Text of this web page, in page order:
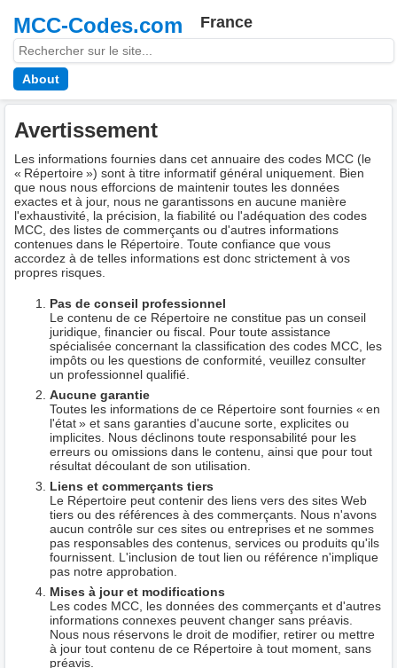
MCC-Codes.com France
About
Avertissement
Les informations fournies dans cet annuaire des codes MCC (le
« Répertoire ») sont à titre informatif général uniquement. Bien
que nous nous efforcions de maintenir toutes les données
exactes et à jour, nous ne garantissons en aucune manière
l'exhaustivité, la précision, la fiabilité ou l'adéquation des codes
MCC, des listes de commerçants ou d'autres informations
contenues dans le Répertoire. Toute confiance que vous
accordez à de telles informations est donc strictement à vos
propres risques.
Pas de conseil professionnel
Le contenu de ce Répertoire ne constitue pas un conseil
juridique, financier ou fiscal. Pour toute assistance
spécialisée concernant la classification des codes MCC, les
impôts ou les questions de conformité, veuillez consulter
un professionnel qualifié.
Aucune garantie
Toutes les informations de ce Répertoire sont fournies « en
l'état » et sans garanties d'aucune sorte, explicites ou
implicites. Nous déclinons toute responsabilité pour les
erreurs ou omissions dans le contenu, ainsi que pour tout
résultat découlant de son utilisation.
Liens et commerçants tiers
Le Répertoire peut contenir des liens vers des sites Web
tiers ou des références à des commerçants. Nous n'avons
aucun contrôle sur ces sites ou entreprises et ne sommes
pas responsables des contenus, services ou produits qu'ils
fournissent. L'inclusion de tout lien ou référence n'implique
pas notre approbation.
Mises à jour et modifications
Les codes MCC, les données des commerçants et d'autres
informations connexes peuvent changer sans préavis.
Nous nous réservons le droit de modifier, retirer ou mettre
à jour tout contenu de ce Répertoire à tout moment, sans
préavis.